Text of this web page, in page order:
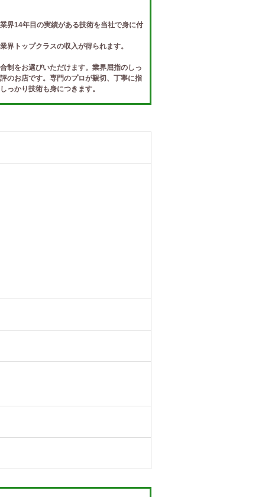
界14年目の実績がある技術を当社で身に付
界トップクラスの収入が得られます。
制をお選びいただけます。業界屈指のしっ
のお店です。専門のプロが親切、丁寧に指
っかり技術も身につきます。
方大歓迎。